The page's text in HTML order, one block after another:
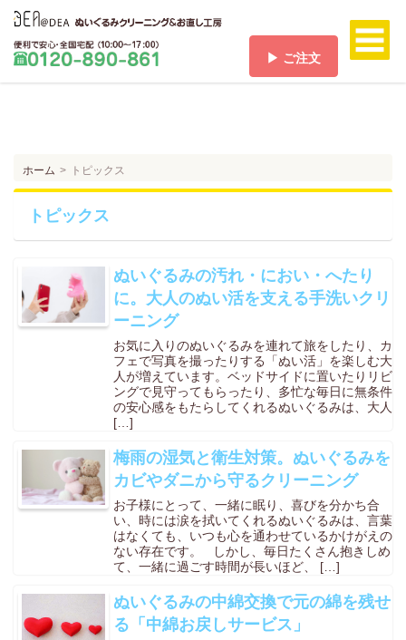
▶ ご注文
ご注文
お支払い方法
PAYMENT
VOICE
よくある質問
Q & A
ホーム トピックス
トピックス
ぬいぐるみの汚れ・におい・へたり
に。大人のぬい活を支える手洗いクリ
ーニング
お気に入りのぬいぐるみを連れて旅をしたり、カ
フェで写真を撮ったりする「ぬい活」を楽しむ大
人が増えています。ベッドサイドに置いたりリビ
ングで見守ってもらったり、多忙な毎日に無条件
の安心感をもたらしてくれるぬいぐるみは、大人
[…]
梅雨の湿気と衛生対策。ぬいぐるみを
カビやダニから守るクリーニング
お子様にとって、一緒に眠り、喜びを分かち合
い、時には涙を拭いてくれるぬいぐるみは、言葉
はなくても、いつも心を通わせているかけがえの
ない存在です。 しかし、毎日たくさん抱きしめ
て、一緒に過ごす時間が長いほど、 […]
ぬいぐるみの中綿交換で元の綿を残せ
る「中綿お戻しサービス」